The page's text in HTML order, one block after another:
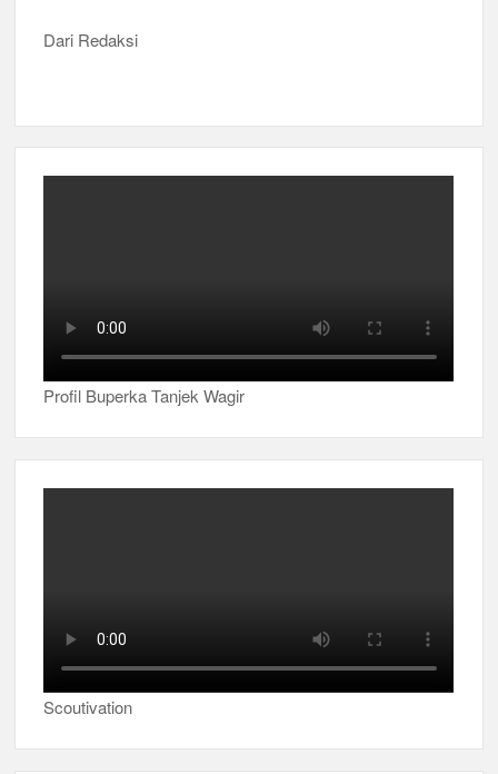
Dari Redaksi
Profil Buperka Tanjek Wagir
Scoutivation